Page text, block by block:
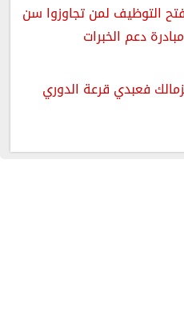
التوظيف لمن تجاوزوا سن
فعبدي قرعة الدوري